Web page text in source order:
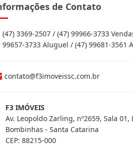
de Contato
(47) 3369-2507 / (47) 99966-3733
99657-3733 Aluguel / (47) 99681-3561
contato@f3imoveissc.com.br
F3 IMÓVEIS
Av. Leopoldo Zarling, nº2659, Sala 01,
Bombinhas - Santa Catarina
CEP: 88215-000